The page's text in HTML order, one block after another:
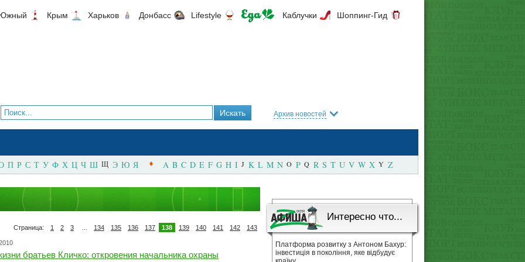
Крым Харьков Донбасс Lifestyle Каблучки Шоппинг-Гид
Архив новостей
П Р С Т У Ф Х Ц Ч Ш Щ Э Ю Я A B C D E F G H I J K L M N O P Q R S T U V W X Y Z
Страница: 1 2 3 134 135 136 137 138 139 140 141 142 143
братьев Кличко: откровения начальника охраны
Интересно что...
Платформа розвитку з Антоном Бахур:
інвестиція в покоління, яке відбудує